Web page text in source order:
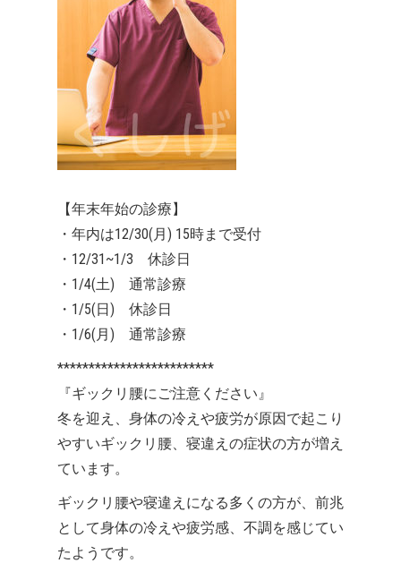
【年末年始の診療】
・年内は12/30(月) 15時まで受付
・12/31~1/3 休診日
・1/4(土) 通常診療
・1/5(日) 休診日
・1/6(月) 通常診療
*************************
『ギックリ腰にご注意ください』
冬を迎え、身体の冷えや疲労が原因で起こり
やすいギックリ腰、寝違えの症状の方が増え
ています。
ギックリ腰や寝違えになる多くの方が、前兆
として身体の冷えや疲労感、不調を感じてい
たようです。